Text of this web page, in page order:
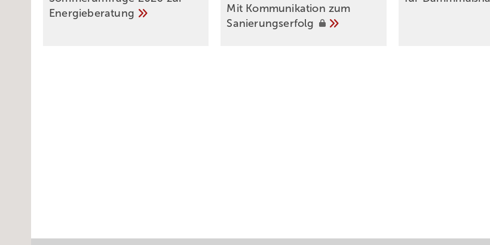
Energieberatung
Mit Kommunikation zum
­Sanierungserfolg